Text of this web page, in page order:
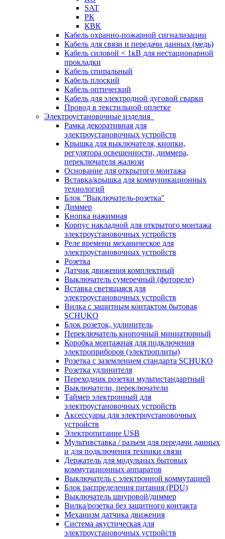
SAT
РК
КВК
Кабель охранно-пожарной сигнализации
Кабель для связи и передачи данных (медь)
Кабель силовой < 1кВ для нестационарной
прокладки
Кабель спиральный
Кабель плоский
Кабель оптический
Кабель для электродной дуговой сварки
Провод в текстильной оплетке
Электроустановочные изделия
Рамка декоративная для
электроустановочных устройств
Крышка для выключателя, кнопки,
регулятора освещенности, диммера,
переключателя жалюзи
Основание для открытого монтажа
Вставка/крышка для коммуникационных
технологий
Блок "Выключатель-розетка"
Диммер
Кнопка нажимная
Корпус накладной для открытого монтажа
электроустановочных устройств
Реле времени механическое для
электроустановочных устройств
Розетка
Датчик движения комплектный
Выключатель сумеречный (фотореле)
Вставка светящаяся для
электроустановочных устройств
Вилка с защитным контактом бытовая
SCHUKO
Блок розеток, удлинитель
Переключатель кнопочный миниатюрный
Коробка монтажная для подключения
электроприборов (электроплиты)
Розетка с заземлением стандарта SCHUKO
Розетка удлинителя
Переходник розетки мультистандартный
Выключатели, переключатели
Таймер электронный для
электроустановочных устройств
Аксессуары для электроустановочных
устройств
Электропитание USB
Мультивставка / разъем для передачи данных
и для подключения техники связи
Держатель для модульных бытовых
коммутационных аппаратов
Выключатель с электронной коммутацией
Блок распределения питания (PDU)
Выключатель шнуровой/диммер
Вилка/розетка без защитного контакта
Механизм датчика движения
Система акустическая для
электроустановочных устройств